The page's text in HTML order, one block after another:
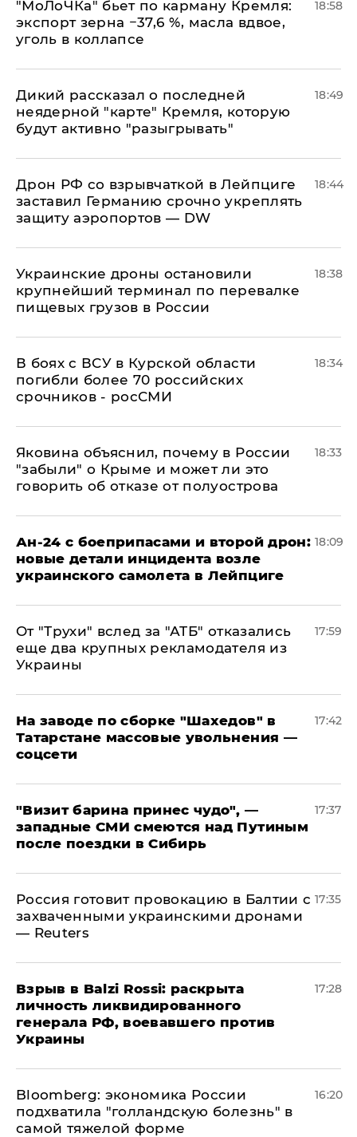
​"МоЛоЧКа" бьет по карману Кремля:
экспорт зерна −37,6 %, масла вдвое,
уголь в коллапсе
18:58
Дикий рассказал о последней
неядерной "карте" Кремля, которую
будут активно "разыгрывать"
18:49
​Дрон РФ со взрывчаткой в Лейпциге
заставил Германию срочно укреплять
защиту аэропортов — DW
18:44
Украинские дроны остановили
крупнейший терминал по перевалке
пищевых грузов в России
18:38
В боях с ВСУ в Курской области
погибли более 70 российских
срочников - росСМИ
18:34
Яковина объяснил, почему в России
"забыли" о Крыме и может ли это
говорить об отказе от полуострова
18:33
Ан-24 с боеприпасами и второй дрон:
новые детали инцидента возле
украинского самолета в Лейпциге
18:09
От "Трухи" вслед за "АТБ" отказались
еще два крупных рекламодателя из
Украины
17:59
На заводе по сборке "Шахедов" в
Татарстане массовые увольнения —
соцсети
17:42
"Визит барина принес чудо", —
западные СМИ смеются над Путиным
после поездки в Сибирь
17:37
​Россия готовит провокацию в Балтии с
захваченными украинскими дронами
— Reuters
17:35
​Взрыв в Balzi Rossi: раскрыта
личность ликвидированного
генерала РФ, воевавшего против
Украины
17:28
Bloomberg: экономика России
подхватила "голландскую болезнь" в
самой тяжелой форме
16:20